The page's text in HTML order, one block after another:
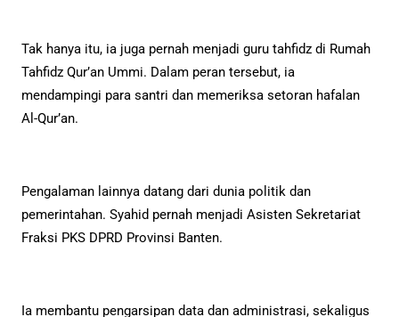
Tak hanya itu, ia juga pernah menjadi guru tahfidz di Rumah
Tahfidz Qur’an Ummi. Dalam peran tersebut, ia
mendampingi para santri dan memeriksa setoran hafalan
Al-Qur’an.
Pengalaman lainnya datang dari dunia politik dan
pemerintahan. Syahid pernah menjadi Asisten Sekretariat
Fraksi PKS DPRD Provinsi Banten.
Ia membantu pengarsipan data dan administrasi, sekaligus